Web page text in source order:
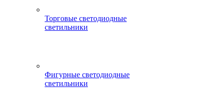
Торговые светодиодные
светильники
Фигурные светодиодные
светильники